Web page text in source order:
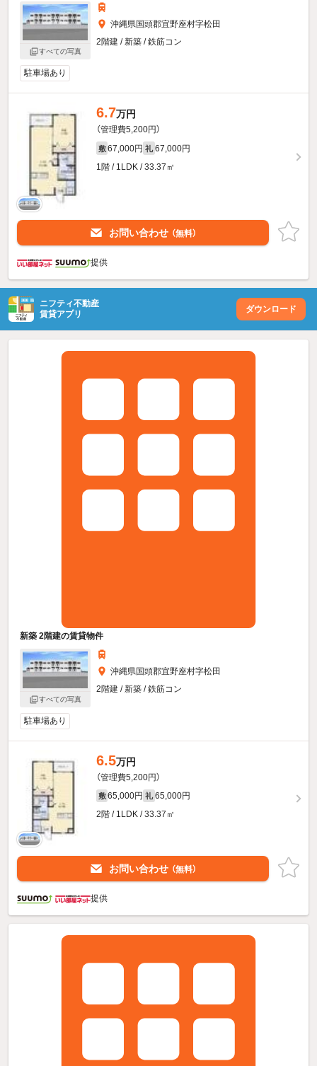
すべての写真
沖縄県国頭郡宜野座村字松田
2階建 / 新築 / 鉄筋コン
駐車場あり
6.7万円
（管理費5,200円）
敷 67,000円 礼 67,000円
1階 / 1LDK / 33.37㎡
お問い合わせ （無料）
提供
ニフティ不動産
賃貸アプリ
ダウンロード
新築 2階建の賃貸物件
すべての写真
沖縄県国頭郡宜野座村字松田
2階建 / 新築 / 鉄筋コン
駐車場あり
6.5万円
（管理費5,200円）
敷 65,000円 礼 65,000円
2階 / 1LDK / 33.37㎡
お問い合わせ （無料）
提供